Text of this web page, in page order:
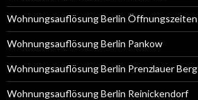
Wohnungsauflösung Berlin Öffnungszeiten
Wohnungsauflösung Berlin Pankow
Wohnungsauflösung Berlin Prenzlauer Berg
Wohnungsauflösung Berlin Reinickendorf